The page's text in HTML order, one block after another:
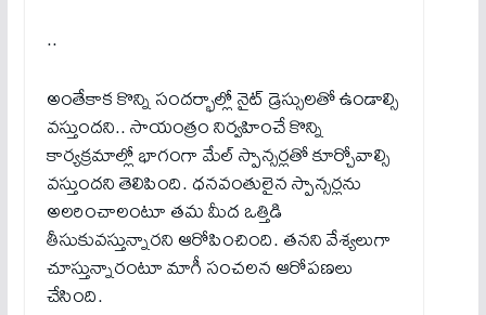
..
అంతేకాక కొన్ని సందర్భాల్లో నైట్ డ్రెస్సులతో ఉండాల్సి
వస్తుందని.. సాయంత్రం నిర్వహించే కొన్ని
కార్యక్రమాల్లో భాగంగా మేల్ స్పాన్సర్లతో కూర్చోవాల్సి
వస్తుందని తెలిపింది. ధనవంతులైన స్పాన్సర్లను
అలరించాలంటూ తమ మీద ఒత్తిడి
తీసుకువస్తున్నారని ఆరోపించింది. తనని వేశ్యలుగా
చూస్తున్నారంటూ మాగీ సంచలన ఆరోపణలు
చేసింది.